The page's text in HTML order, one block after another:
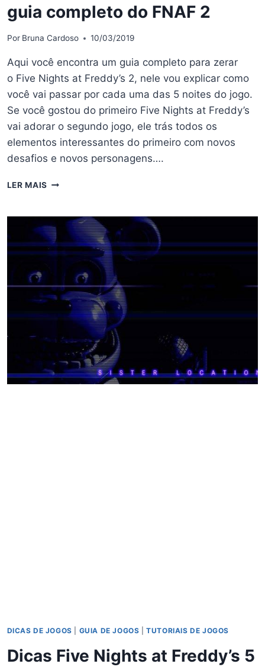
guia completo do FNAF 2
Por Bruna Cardoso 10/03/2019
Aqui você encontra um guia completo para zerar
o Five Nights at Freddy’s 2, nele vou explicar como
você vai passar por cada uma das 5 noites do jogo.
Se você gostou do primeiro Five Nights at Freddy’s
vai adorar o segundo jogo, ele trás todos os
elementos interessantes do primeiro com novos
desafios e novos personagens….
LER MAIS FIVE
FREDDY’S
2
–
O
COMPLETO
DO
FNAF
2
DICAS DE JOGOS GUIA DE JOGOS |TUTORIAIS DE JOGOS
Dicas Five Nights at Freddy’s 5